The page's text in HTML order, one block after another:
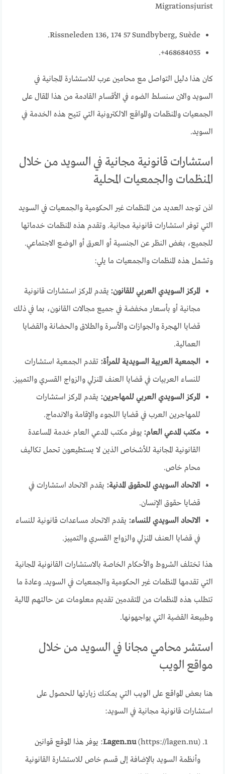
Migrationsjurist
Rissneleden 136, 174 57 Sundbyberg, Suède.
468684055+.
كان هذا دليل التواصل مع محامين عرب للاستشارة المجانية في
السويد والان سنسلط الضوء في الأقسام القادمة من هذا المقال على
الجمعيات والمنظمات والمواقع الالكترونية التي تتيح هذه الخدمة في
السويد.
استشارات قانونية مجانية في السويد من خلال
المنظمات والجمعيات المحلية
اذن توجد العديد من المنظمات غير الحكومية والجمعيات في السويد
التي توفر استشارات قانونية مجانية. وتقدم هذه المنظمات خدماتها
للجميع، بغض النظر عن الجنسية أو العرق أو الوضع الاجتماعي.
وتشمل هذه المنظمات والجمعيات ما يلي:
المركز السويدي العربي للقانون: يقدم المركز استشارات قانونية
مجانية أو بأسعار مخفضة في جميع مجالات القانون، بما في ذلك
قضايا الهجرة والجوازات والأسرة والطلاق والحضانة والقضايا
العمالية.
الجمعية العربية السويدية للمرأة: تقدم الجمعية استشارات
للنساء العربيات في قضايا العنف المنزلي والزواج القسري والتمييز.
المركز السويدي العربي للمهاجرين: يقدم المركز استشارات
للمهاجرين العرب في قضايا اللجوء والإقامة والاندماج.
مكتب المدعي العام: يوفر مكتب المدعي العام خدمة المساعدة
القانونية المجانية للأشخاص الذين لا يستطيعون تحمل تكاليف
محام خاص.
الاتحاد السويدي للحقوق المدنية: يقدم الاتحاد استشارات في
قضايا حقوق الإنسان.
الاتحاد السويدي للنساء: يقدم الاتحاد مساعدات قانونية للنساء
في قضايا العنف المنزلي والزواج القسري والتمييز.
هذا تختلف الشروط والأحكام الخاصة بالاستشارات القانونية المجانية
التي تقدمها المنظمات غير الحكومية والجمعيات في السويد. وعادة ما
تتطلب هذه المنظمات من المتقدمين تقديم معلومات عن حالتهم المالية
وطبيعة القضية التي يواجهونها.
استشر محامي مجانا في السويد من خلال
مواقع الويب
هنا بعض المواقع على الويب التي يمكنك زيارتها للحصول على
استشارات قانونية مجانية في السويد:
Lagen.nu(https://lagen.nu): يوفر هذا الموقع قوانين
وأنظمة السويد بالإضافة إلى قسم خاص للاستشارة القانونية